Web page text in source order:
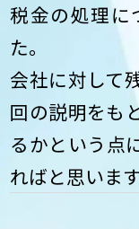
税金の処理に
た。
会社に対して
回の説明をも
るかという点
ればと思います